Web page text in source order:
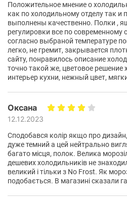
гарантійний супровід.
Положительное мнение о
как по холодильному отделу так и
выполнены качественно. Полки ,
регулировки все по современному
согласно выбраной температуре
легко, не гремит, закрывается
сайту, понравилось описание
точно такой же, цветовое решение
интерьер кухни, нежный цвет,
Оксана
12.12.2023
Сподобався колір якщо про
дуже темний а цей нейтрально
багато місця, полок. Велика
дешевих холодильників не
великий і тільки з No Frost. Як
подобається. В магазині сказали